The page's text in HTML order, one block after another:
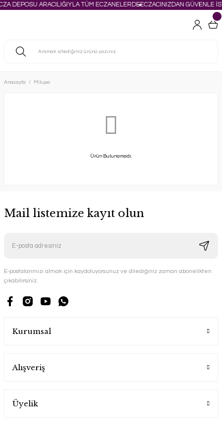
DEPOSU ARACILIĞIYLA TÜM ECZANELERDEECZACINIZDAN GÜVENLE
Anasayfa Milupa
Ürün Bulunamadı.
Mail listemize kayıt olun
E-postalarımızı almak için kaydoluyorsunuz ve dilediğiniz zaman abonelikten
çıkabilirsiniz.
Kurumsal
Alışveriş
Üyelik